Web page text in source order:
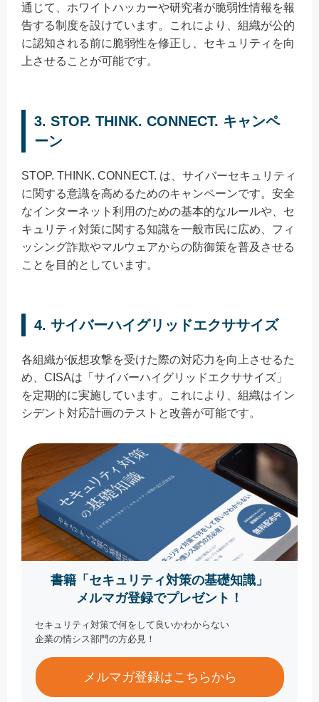
通じて、ホワイトハッカーや研究者が脆弱性情報を報
告する制度を設けています。これにより、組織が公的
に認知される前に脆弱性を修正し、セキュリティを向
上させることが可能です。
3. STOP. THINK. CONNECT. キャンペ
ーン
STOP. THINK. CONNECT. は、サイバーセキュリティ
に関する意識を高めるためのキャンペーンです。安全
なインターネット利用のための基本的なルールや、セ
キュリティ対策に関する知識を一般市民に広め、フィ
ッシング詐欺やマルウェアからの防御策を普及させる
ことを目的としています。
4. サイバーハイグリッドエクササイズ
各組織が仮想攻撃を受けた際の対応力を向上させるた
め、CISAは「サイバーハイグリッドエクササイズ」
を定期的に実施しています。これにより、組織はイン
シデント対応計画のテストと改善が可能です。
書籍「セキュリティ対策の基礎知識」
メルマガ登録でプレゼント！
セキュリティ対策で何をして良いかわからない
企業の情シス部門の方必見！
メルマガ登録はこちらから